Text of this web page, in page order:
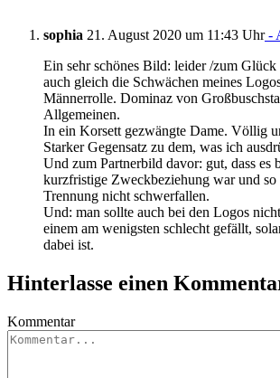
sophia 21. August 2020 um 11:43 Uhr-
Ein sehr schönes Bild: leider /zum Glück
auch gleich die Schwächen meines
Männerrolle. Dominaz von
Allgemeinen.
In ein Korsett gezwängte Dame. Völlig
Starker Gegensatz zu dem, was ich
Und zum Partnerbild davor: gut, dass es
kurzfristige Zweckbeziehung war und
Trennung nicht schwerfallen.
Und: man sollte auch bei den Logos
einem am wenigsten schlecht gefällt,
dabei ist.
Hinterlasse einen
Kommentar